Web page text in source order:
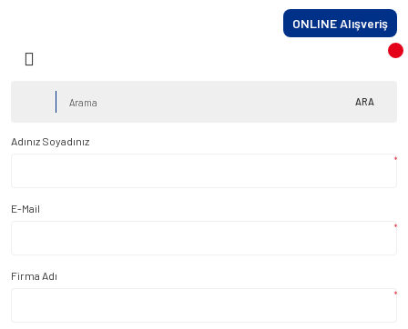
ONLINE Alışveriş
ARA
Adınız Soyadınız
*
E-Mail
*
Firma Adı
*